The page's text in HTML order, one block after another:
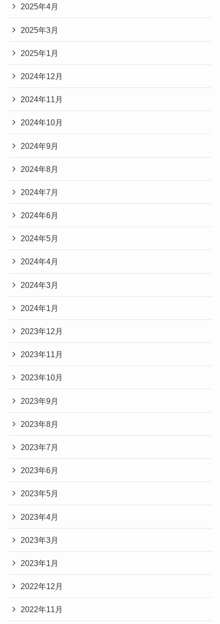
2025年4月
2025年3月
2025年1月
2024年12月
2024年11月
2024年10月
2024年9月
2024年8月
2024年7月
2024年6月
2024年5月
2024年4月
2024年3月
2024年1月
2023年12月
2023年11月
2023年10月
2023年9月
2023年8月
2023年7月
2023年6月
2023年5月
2023年4月
2023年3月
2023年1月
2022年12月
2022年11月